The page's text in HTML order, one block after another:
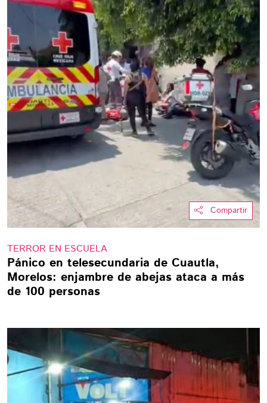
Compartir
TERROR EN ESCUELA
Pánico en telesecundaria de Cuautla,
Morelos: enjambre de abejas ataca a más
de 100 personas